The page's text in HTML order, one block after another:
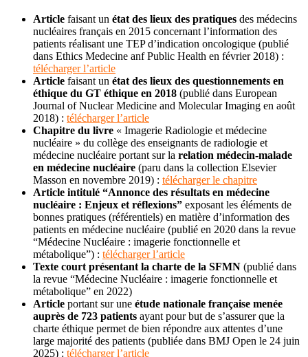
Article faisant un état des lieux des pratiques des médecins
nucléaires français en 2015 concernant l’information des
patients réalisant une TEP d’indication oncologique (publié
dans Ethics Medecine anf Public Health en février 2018) :
télécharger l’article
Article faisant un état des lieux des questionnements en
éthique du GT éthique en 2018 (publié dans European
Journal of Nuclear Medicine and Molecular Imaging en août
2018) : télécharger l’article
Chapitre du livre « Imagerie Radiologie et médecine
nucléaire » du collège des enseignants de radiologie et
médecine nucléaire portant sur la relation médecin-malade
en médecine nucléaire (paru dans la collection Elsevier
Masson en novembre 2019) : télécharger le chapitre
Article intitulé “Annonce des résultats en médecine
nucléaire : Enjeux et réflexions” exposant les éléments de
bonnes pratiques (référentiels) en matière d’information des
patients en médecine nucléaire (publié en 2020 dans la revue
“Médecine Nucléaire : imagerie fonctionnelle et
métabolique”) : télécharger l’article
Texte court présentant la charte de la SFMN (publié dans
la revue “Médecine Nucléaire : imagerie fonctionnelle et
métabolique” en 2022)
Article portant sur une étude nationale française menée
auprès de 723 patients ayant pour but de s’assurer que la
charte éthique permet de bien répondre aux attentes d’une
large majorité des patients (publiée dans BMJ Open le 24 juin
2025) : télécharger l’article